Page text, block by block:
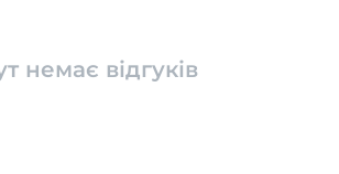
немає відгуків